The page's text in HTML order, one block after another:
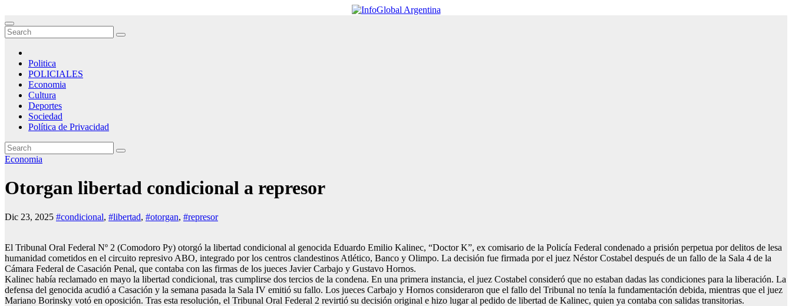
to
content
InfoGlobal Argentina
Periodismo Independiente
Politica
POLICIALES
Economia
Cultura
Deportes
Sociedad
Política de Privacidad
Economia
Otorgan libertad condicional a represor
Dic 23, 2025 #condicional, #libertad, #otorgan, #represor
El Tribunal Oral Federal Nº 2 (Comodoro Py) otorgó la libertad condicional al genocida Eduardo Emilio Kalinec, “Doctor K”, ex comisario de la Policía Federal condenado a prisión perpetua por delitos de lesa
humanidad cometidos en el circuito represivo ABO, integrado por los centros clandestinos Atlético, Banco y Olimpo. La decisión fue firmada por el juez Néstor Costabel después de un fallo de la Sala 4 de la
Cámara Federal de Casación Penal, que contaba con las firmas de los jueces Javier Carbajo y Gustavo Hornos.
Kalinec había reclamado en mayo la libertad condicional, tras cumplirse dos tercios de la condena. En una primera instancia, el juez Costabel consideró que no estaban dadas las condiciones para la liberación. La
defensa del genocida acudió a Casación y la semana pasada la Sala IV emitió su fallo. Los jueces Carbajo y Hornos consideraron que el fallo del Tribunal no tenía la fundamentación debida, mientras que el juez
Mariano Borinsky votó en oposición. Tras esta resolución, el Tribunal Oral Federal 2 revirtió su decisión original e hizo lugar al pedido de libertad de Kalinec, quien ya contaba con salidas transitorias.